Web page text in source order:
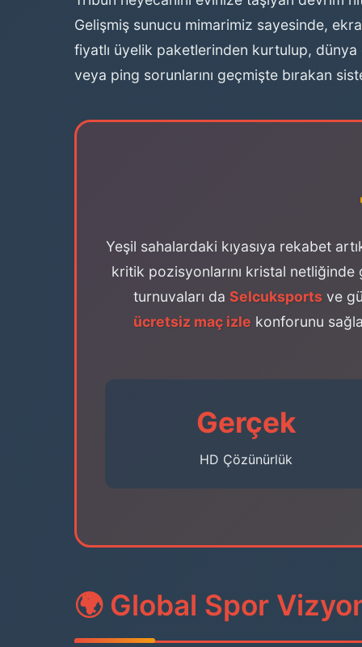
Gelişmiş sunucu mimarimiz sayesinde,
fiyatlı üyelik paketlerinden kurtulup,
veya ping sorunlarını geçmişte bırakan
Yeşil sahalardaki kıyasıya rekabet
kritik pozisyonlarını kristal netliğinde
turnuvaları da Selcuksportsve
ücretsiz maç izle konforunu
Gerçek
HD Çözünürlük
🌍 Global Spor